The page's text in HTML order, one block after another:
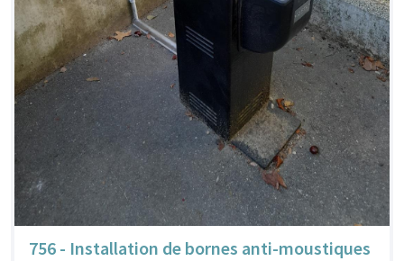
756 - Installation de bornes anti-moustiques